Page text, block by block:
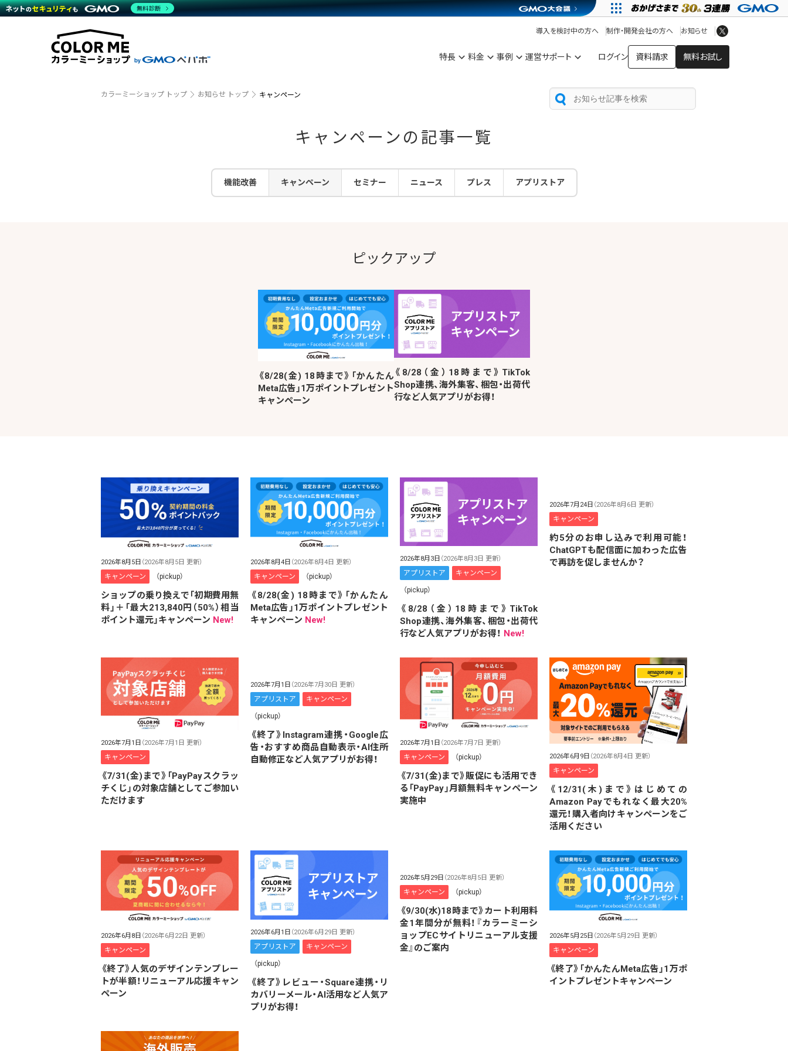
特長 料金 事例 運営サポート ログイン 資料請求 無料お試し
導入を検討中の方へ 制作・開発会社の方へ お知らせ
商材一覧を見る
機能一覧を見る
越境EC（海外販売）
売上につながる集客
顧客ロイヤリティを向上
複数店舗との連携
雑貨販売 アプリストア
料金
プラン・料金一覧を見る
料金シミュレーション
事例
運営サポート
サポート一覧を見る
開発・API連携代行
ヘルプを見る
ヘルプセンター
カラーミーショップ トップ お知らせ トップ キャンペーン
キャンペーンの記事一覧
機能改善 キャンペーン セミナー ニュース プレス アプリストア
ピックアップ
《8/28(金) 18時まで》「かんたん
Meta広告」1万ポイントプレゼント
キャンペーン
《8/28（金）18時まで》TikTok
Shop連携、海外集客、梱包・出荷代
行など人気アプリがお得！
2026年8月5日 （2026年8月5日 更新）
キャンペーン （pickup）
ショップの乗り換えで「初期費用無
料」＋「最大213,840円（50%）相当
ポイント還元」キャンペーン New!
2026年8月4日 （2026年8月4日 更新）
キャンペーン （pickup）
《8/28(金) 18時まで》「かんたん
Meta広告」1万ポイントプレゼント
キャンペーン New!
2026年8月3日 （2026年8月3日 更新）
アプリストア キャンペーン
（pickup）
《8/28（金）18時まで》TikTok
Shop連携、海外集客、梱包・出荷代
行など人気アプリがお得！ New!
2026年7月24日 （2026年8月6日 更新）
キャンペーン
約5分のお申し込みで利用可能！
ChatGPTも配信面に加わった広告
で再訪を促しませんか？
2026年7月1日 （2026年7月1日 更新）
キャンペーン
《7/31(金)まで》「PayPayスクラッ
チくじ」の対象店舗としてご参加い
ただけます
2026年7月1日 （2026年7月30日 更新）
アプリストア キャンペーン
（pickup）
《終了》Instagram連携・Google広
告・おすすめ商品自動表示・AI住所
自動修正など人気アプリがお得！
2026年7月1日 （2026年7月7日 更新）
キャンペーン （pickup）
《7/31(金)まで》販促にも活用でき
る「PayPay」月額無料キャンペーン
実施中
2026年6月9日 （2026年8月4日 更新）
キャンペーン
《12/31(木)まで》はじめての
Amazon Payでもれなく最大20%
還元！購入者向けキャンペーンをご
活用ください
2026年6月8日 （2026年6月22日 更新）
キャンペーン
《終了》人気のデザインテンプレー
トが半額！リニューアル応援キャン
ペーン
2026年6月1日 （2026年6月29日 更新）
アプリストア キャンペーン
（pickup）
《終了》レビュー・Square連携・リ
カバリーメール・AI活用など人気ア
プリがお得！
2026年5月29日 （2026年8月5日 更新）
キャンペーン （pickup）
《9/30(水)18時まで》カート利用料
金1年間分が無料！『カラーミーシ
ョップECサイトリニューアル支援
金』のご案内
2026年5月25日 （2026年5月29日 更新）
キャンペーン
《終了》「かんたんMeta広告」1万ポ
イントプレゼントキャンペーン
無料診断